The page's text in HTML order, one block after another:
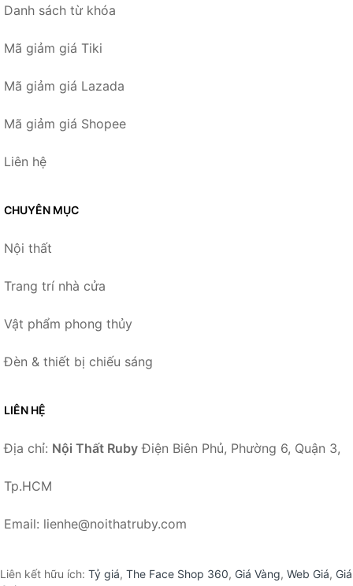
Danh sách từ khóa
Mã giảm giá Tiki
Mã giảm giá Lazada
Mã giảm giá Shopee
Liên hệ
CHUYÊN MỤC
Nội thất
Trang trí nhà cửa
Vật phẩm phong thủy
Đèn & thiết bị chiếu sáng
LIÊN HỆ
Địa chỉ: Nội Thất Ruby Điện Biên Phủ, Phường 6, Quận 3,
Tp.HCM
Email: lienhe@noithatruby.com
Liên kết hữu ích: Tỷ giá, The Face Shop 360, Giá Vàng, Web Giá, Giá